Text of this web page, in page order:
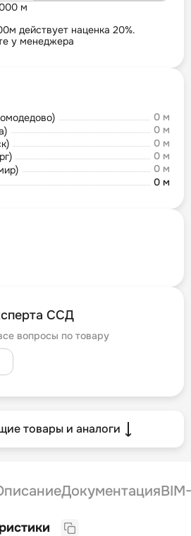
м
действует наценка 20%.
у менеджера
0 м
0 м
0 м
0 м
0 м
0 м
ССД
вопросы по товару
товары и аналоги
Документация